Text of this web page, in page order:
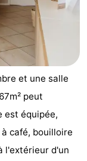
et une salle
peut
est équipée,
café, bouilloire
l'extérieur d'un